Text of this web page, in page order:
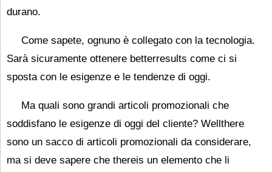
durano.
Come sapete, ognuno è collegato con la tecnologia.
Sarà sicuramente ottenere betterresults come ci si
sposta con le esigenze e le tendenze di oggi.
Ma quali sono grandi articoli promozionali che
soddisfano le esigenze di oggi del cliente? Wellthere
sono un sacco di articoli promozionali da considerare,
ma si deve sapere che thereis un elemento che li